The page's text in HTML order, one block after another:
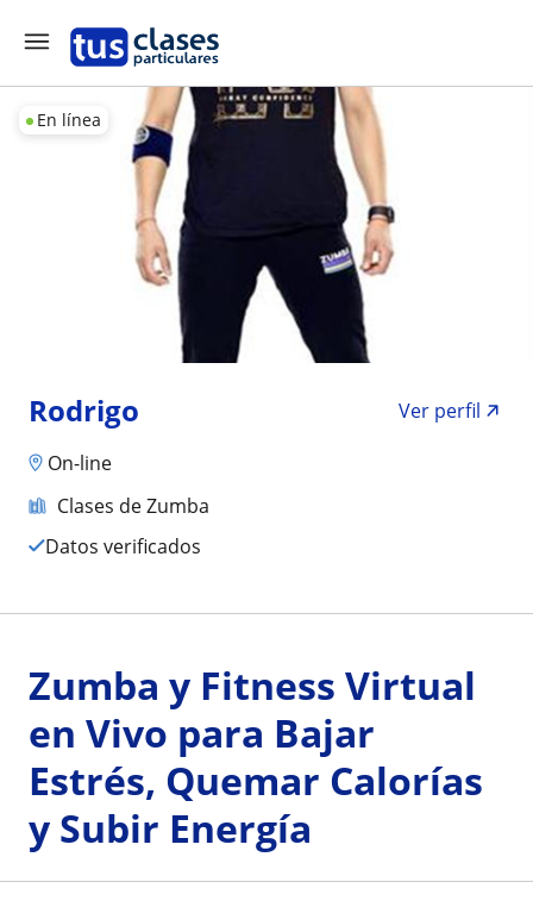
En línea
Rodrigo
Ver perfil
On-line
Clases de Zumba
Datos verificados
Zumba y Fitness Virtual
en Vivo para Bajar
Estrés, Quemar Calorías
y Subir Energía